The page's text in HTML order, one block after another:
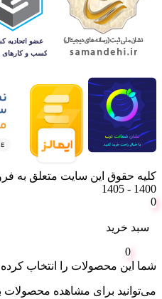
کلیه حقوق این سایت متعلق به
1400 - 1405
0
سبد خرید
0
شما این محصولات را انتخاب کرده
می‌توانید برای مشاهده محصولات